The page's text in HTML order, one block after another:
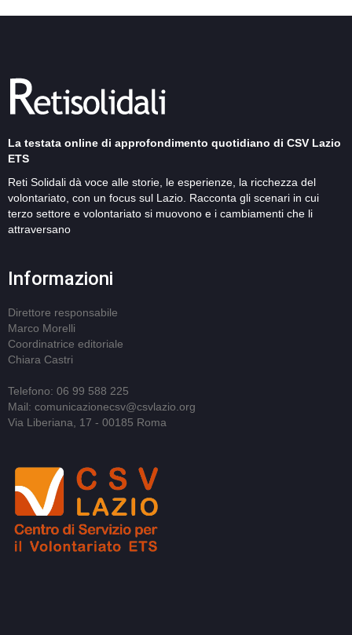
La testata online di approfondimento quotidiano di CSV Lazio
ETS
Reti Solidali dà voce alle storie, le esperienze, la ricchezza del
volontariato, con un focus sul Lazio. Racconta gli scenari in cui
terzo settore e volontariato si muovono e i cambiamenti che li
attraversano
Informazioni
Direttore responsabile
Marco Morelli
Coordinatrice editoriale
Chiara Castri
Telefono: 06 99 588 225
Mail: comunicazionecsv@csvlazio.org
Via Liberiana, 17 - 00185 Roma